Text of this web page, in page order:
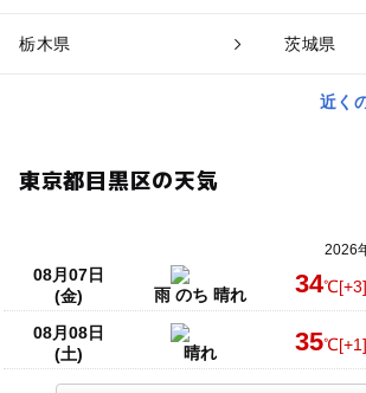
栃木県 茨城県
近く
東京都目黒区の天気
2026
08月07日
(金)
雨 のち 晴れ 34℃[+3]
08月08日
(土)
晴れ 35℃[+1]